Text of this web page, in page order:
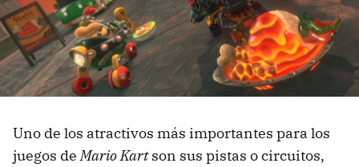
Uno de los atractivos más importantes para los
juegos deMario Kartson sus pistas o circuitos,